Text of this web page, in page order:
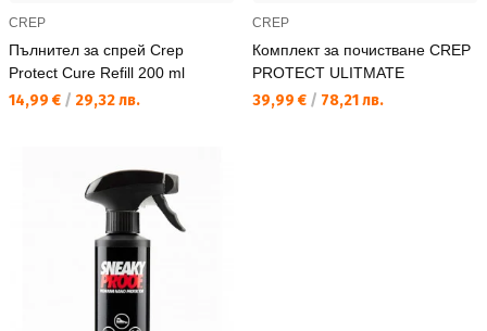
CREP
Пълнител за спрей Crep
Protect Cure Refill 200 ml
Текуща цена:
14,99 € / 29,32 лв.
CREP
Комплект за почистване CREP
PROTECT ULITMATE
Текуща цена:
39,99 € / 78,21 лв.